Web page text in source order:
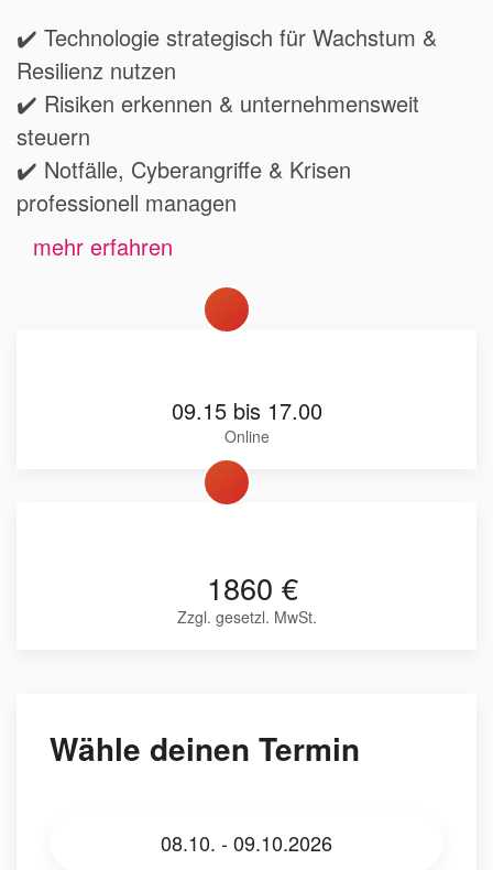
✔️ Technologie strategisch für Wachstum &
Resilienz nutzen
✔️ Risiken erkennen & unternehmensweit
steuern
✔️ Notfälle, Cyberangriffe & Krisen
professionell managen
mehr erfahren
09.15 bis 17.00
Online
1860 €
Zzgl. gesetzl. MwSt.
Wähle deinen Termin
08.10. - 09.10.2026